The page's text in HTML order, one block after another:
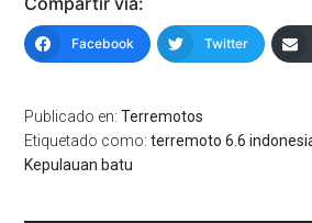
Facebook Twitter
Publicado en:Terremotos
Etiquetado como:terremoto 6.6
Kepulauan batu